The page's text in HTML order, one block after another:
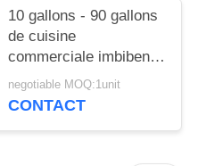
10 gallons - 90 gallons
de cuisine
commerciale imbibent
de le réservoir les
roues verrouillables de
negotiable MOQ:1unit
CONTACT